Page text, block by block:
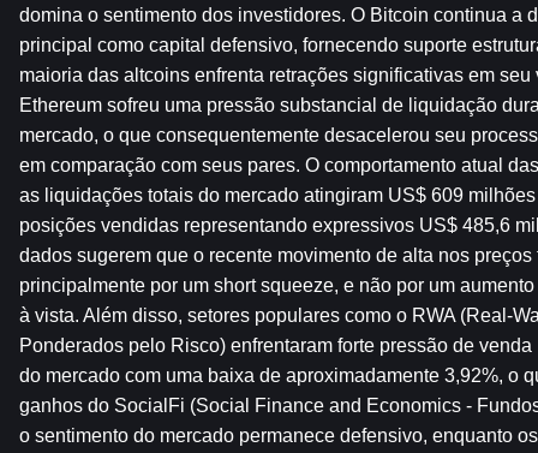
domina o sentimento dos investidores. O Bitcoin continua a
principal como capital defensivo, fornecendo suporte
maioria das altcoins enfrenta retrações significativas em seu
Ethereum sofreu uma pressão substancial de liquidação
mercado, o que consequentemente desacelerou seu
em comparação com seus pares. O comportamento atual
as liquidações totais do mercado atingiram US$ 609
posições vendidas representando expressivos US$ 485,6
dados sugerem que o recente movimento de alta nos
principalmente por um short squeeze, e não por um
à vista. Além disso, setores populares como o RWA (Real-
Ponderados pelo Risco) enfrentaram forte pressão de
do mercado com uma baixa de aproximadamente 3,92%, o
ganhos do SocialFi (Social Finance and Economics -
o sentimento do mercado permanece defensivo, enquanto